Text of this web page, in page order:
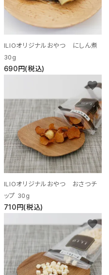
ILIOオリジナルおやつ にしん煮
30g
690円(税込)
ILIOオリジナルおやつ おさつチ
ップ 30g
710円(税込)
favorite
favorite